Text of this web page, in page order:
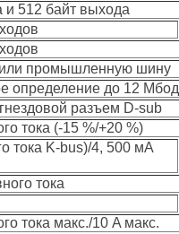
и 512 байт выхода
или промышленную шину
определение до 12 Мбод
разъем D-sub
тока (-15 %/+20 %)
тока K-bus)/4, 500 мА
тока
тока макс./10 A макс.